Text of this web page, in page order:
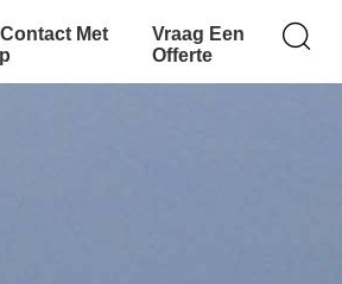
Met
Vraag Een
Offerte